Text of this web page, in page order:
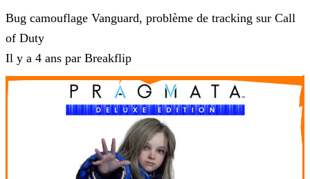
Bug camouflage Vanguard, problème de tracking sur Call
of Duty
Il y a 4 ans par Breakflip